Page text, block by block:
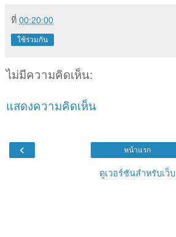
ที่ 00:20:00
ใช้ร่วมกัน
ไม่มีความคิดเห็น:
แสดงความคิดเห็น
‹ หน้าแรก
ดูเวอร์ชันสำหรับเว็บ